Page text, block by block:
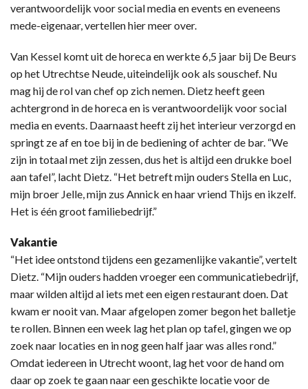
verantwoordelijk voor social media en events en eveneens
mede-eigenaar, vertellen hier meer over.
Van Kessel komt uit de horeca en werkte 6,5 jaar bij De Beurs
op het Utrechtse Neude, uiteindelijk ook als souschef. Nu
mag hij de rol van chef op zich nemen. Dietz heeft geen
achtergrond in de horeca en is verantwoordelijk voor social
media en events. Daarnaast heeft zij het interieur verzorgd en
springt ze af en toe bij in de bediening of achter de bar. “We
zijn in totaal met zijn zessen, dus het is altijd een drukke boel
aan tafel”, lacht Dietz. “Het betreft mijn ouders Stella en Luc,
mijn broer Jelle, mijn zus Annick en haar vriend Thijs en ikzelf.
Het is één groot familiebedrijf.”
Vakantie
“Het idee ontstond tijdens een gezamenlijke vakantie”, vertelt
Dietz. “Mijn ouders hadden vroeger een communicatiebedrijf,
maar wilden altijd al iets met een eigen restaurant doen. Dat
kwam er nooit van. Maar afgelopen zomer begon het balletje
te rollen. Binnen een week lag het plan op tafel, gingen we op
zoek naar locaties en in nog geen half jaar was alles rond.”
Omdat iedereen in Utrecht woont, lag het voor de hand om
daar op zoek te gaan naar een geschikte locatie voor de